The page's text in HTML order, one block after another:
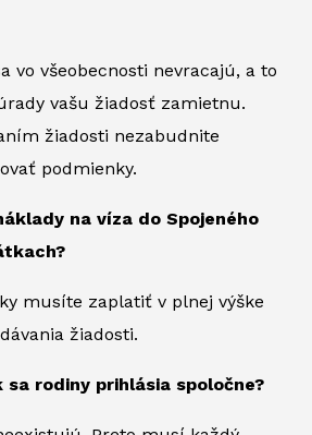
vo všeobecnosti nevracajú, a to
vašu žiadosť zamietnu.
žiadosti nezabudnite
podmienky.
na víza do Spojeného
musíte zaplatiť v plnej výške
žiadosti.
sa rodiny prihlásia spoločne?